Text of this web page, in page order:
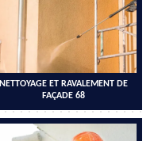
NETTOYAGE ET RAVALEMENT DE
FAÇADE 68